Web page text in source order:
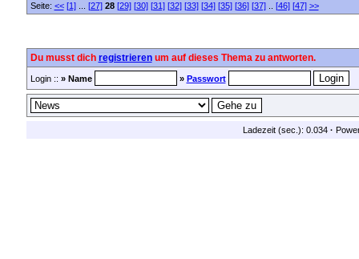
Seite: << [1]... [27] 28 [29] [30] [31] [32] [33] [34] [35] [36] [37].. [46] [47] >>
Du musst dich registrierenum auf dieses Thema zu antworten.
Login :: » Name » Passwort
Ladezeit (sec.): 0.034 ·